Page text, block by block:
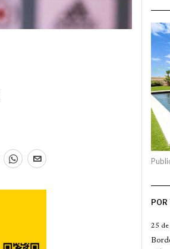
POR
25